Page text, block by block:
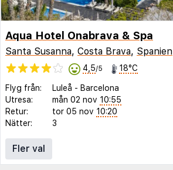
Aqua Hotel Onabrava & Spa
Santa Susanna, Costa Brava, Spanien
4,5/5 18°C
Flyg från: Luleå - Barcelona
Utresa:
mån 02 nov 10:55
Retur:
tor 05 nov 10:20
Nätter:
3
Fler val